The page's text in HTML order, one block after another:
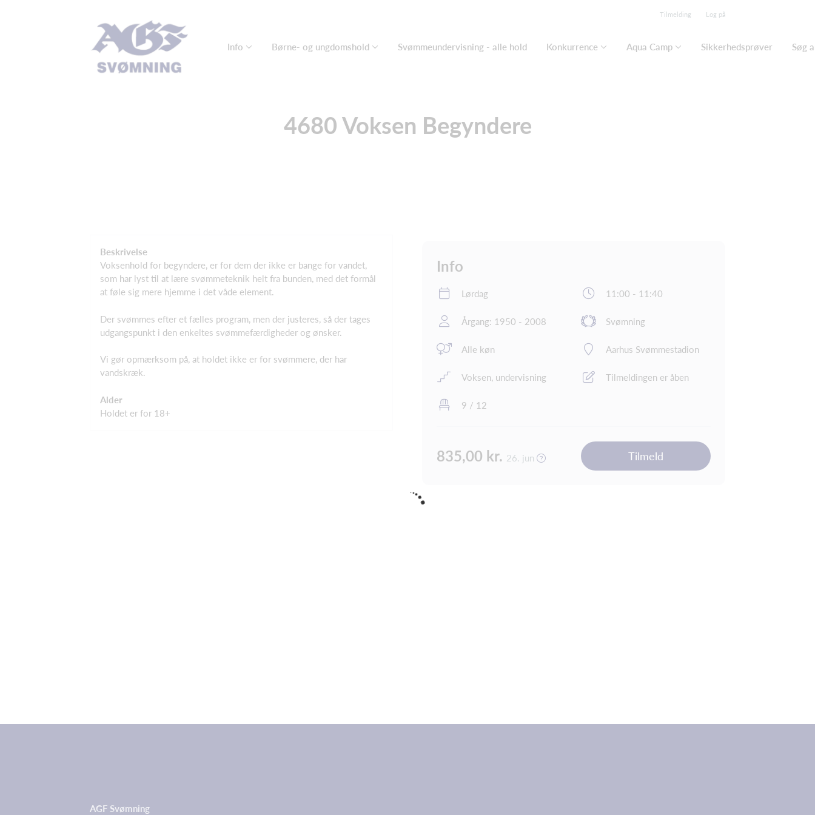
Tilmelding Log på
Info Børne- og ungdomshold Svømmeundervisning - alle hold Konkurrence Aqua Camp Sikkerhedsprøver Søg
4680 Voksen Begyndere
Beskrivelse
Voksenhold for begyndere, er for dem der ikke er bange for vandet,
som har lyst til at lære svømmeteknik helt fra bunden, med det formål
at føle sig mere hjemme i det våde element.
Der svømmes efter et fælles program, men der justeres, så der tages
udgangspunkt i den enkeltes svømmefærdigheder og ønsker.
Vi gør opmærksom på, at holdet ikke er for svømmere, der har
vandskræk.
Alder
Holdet er for 18+
Info
Lørdag 11:00 - 11:40
Årgang: 1950 - 2008 Svømning
Alle køn Aarhus Svømmestadion
Voksen, undervisning Tilmeldingen er åben
9 / 12
835,00 kr. 26. jun Tilmeld
AGF Svømning